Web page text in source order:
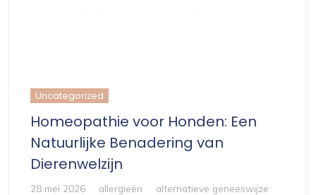
Uncategorized
Homeopathie voor Honden: Een
Natuurlijke Benadering van
Dierenwelzijn
28 mei 2026 allergieën
alternatieve geneeswijze